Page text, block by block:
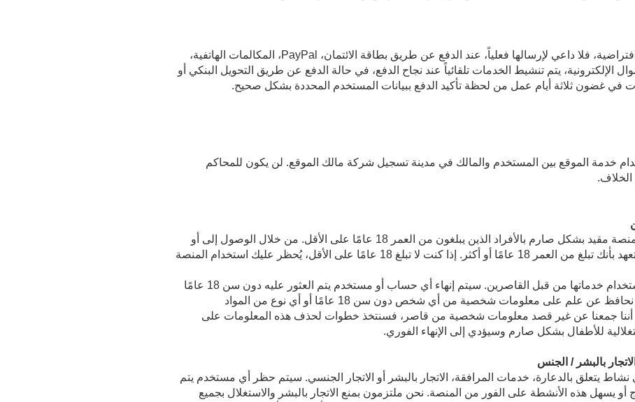
نظراً لأنّ الخدمات المدفوعة افتراضية، فلا داعي لإرسالها فعلياً، عند الدفع عن طريق بطاقة الائتمان، PayPal، المكالمات الهاتفية،
الإلكترونية، يتم تنشيط الخدمات تلقائياً عند نجاح الدفع، في حالة الدفع عن طريق التحويل البنكي أو
في غضون ثلاثة أيام عمل من لحظة تأكيد الدفع ببيانات المستخدم المحددة بشكل صحيح.
خدمة الموقع بين المستخدم والمالك في مدينة تسجيل شركة مالك الموقع. لن يكون للمحاكم
الخلاف.
الوصول إلى واستخدام هذه المنصة مقيد بشكل صارم بالأفراد الذين يبلغون من العمر 18 عامًا على الأقل. من خلال الوصول إلى أو
استخدام المنصة، فإنك تقر وتتعهد بأنك تبلغ من العمر 18 عامًا أو أكثر. إذا كنت لا تبلغ 18 عامًا على الأقل، يُحظر عليك استخدام المنصة
تحظر المنصة بشكل صارم استخدام خدماتها من قبل القاصرين. سيتم إنهاء أي حساب أو مستخدم يتم العثور عليه دون سن 18 عامًا
فورًا. نحن لا نجمع أو نطلب أو نحافظ عن علم على معلومات شخصية من أي شخص دون سن 18 عامًا أو أي نوع من المواد
أننا جمعنا عن غير قصد معلومات شخصية من قاصر، فسنتخذ خطوات لحذف هذه المعلومات على
للأطفال بشكل صارم وسيؤدي إلى الإنهاء الفوري.
بالبشر / الجنس
يتعلق بالدعارة، خدمات المرافقة، الاتجار بالبشر أو الاتجار الجنسي. سيتم حظر أي مستخدم يتم
أو يسهل هذه الأنشطة على الفور من المنصة. نحن ملتزمون بمنع الاتجار بالبشر والاستغلال بجميع